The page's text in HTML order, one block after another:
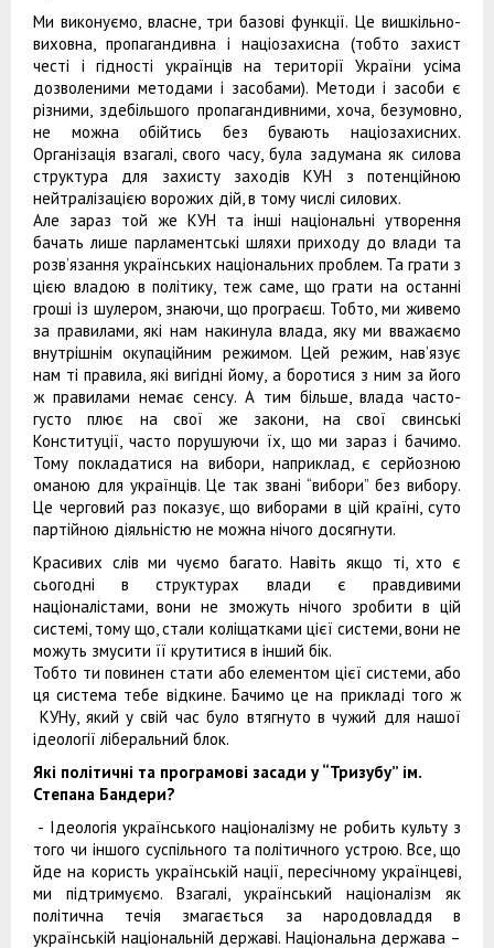
Ми виконуємо, власне, три базові функції. Це вишкільно-
виховна, пропагандивна і націозахисна (тобто захист
честі і гідності українців на території України усіма
дозволеними методами і засобами). Методи і засоби є
різними, здебільшого пропагандивними, хоча, безумовно,
не можна обійтись без бувають націозахисних.
Організація взагалі, свого часу, була задумана як силова
структура для захисту заходів КУН з потенційною
нейтралізацією ворожих дій, в тому числі силових.
Але зараз той же КУН та інші національні утворення
бачать лише парламентські шляхи приходу до влади та
розв’язання українських національних проблем. Та грати з
цією владою в політику, теж саме, що грати на останні
гроші із шулером, знаючи, що програєш. Тобто, ми живемо
за правилами, які нам накинула влада, яку ми вважаємо
внутрішнім окупаційним режимом. Цей режим, нав’язує
нам ті правила, які вигідні йому, а боротися з ним за його
ж правилами немає сенсу. А тим більше, влада часто-
густо плює на свої же закони, на свої свинські
Конституції, часто порушуючи їх, що ми зараз і бачимо.
Тому покладатися на вибори, наприклад, є серйозною
оманою для українців. Це так звані “вибори” без вибору.
Це черговий раз показує, що виборами в цій країні, суто
партійною діяльністю не можна нічого досягнути.
Красивих слів ми чуємо багато. Навіть якщо ті, хто є
сьогодні в структурах влади є правдивими
націоналістами, вони не зможуть нічого зробити в цій
системі, тому що, стали коліщатками цієї системи, вони не
можуть змусити її крутитися в інший бік.
Тобто ти повинен стати або елементом цієї системи, або
ця система тебе відкине. Бачимо це на прикладі того ж
КУНу, який у свій час було втягнуто в чужий для нашої
ідеології ліберальний блок.
Які політичні та програмові засади у “Тризубу” ім.
Степана Бандери?
- Ідеологія українського націоналізму не робить культу з
того чи іншого суспільного та політичного устрою. Все, що
йде на користь українській нації, пересічному українцеві,
ми підтримуємо. Взагалі, український націоналізм як
політична течія змагається за народовладдя в
українській національній державі. Національна держава –